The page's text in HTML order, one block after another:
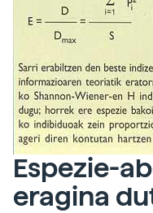
Espezie-
eragina